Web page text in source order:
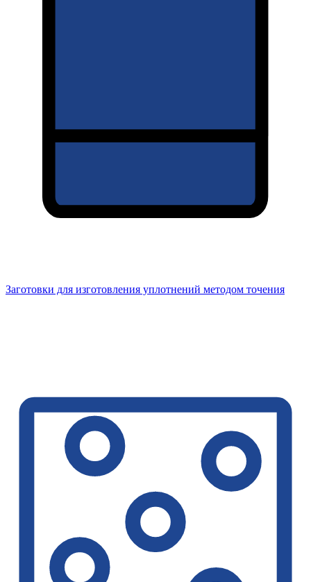
Заготовки для изготовления уплотнений методом точения